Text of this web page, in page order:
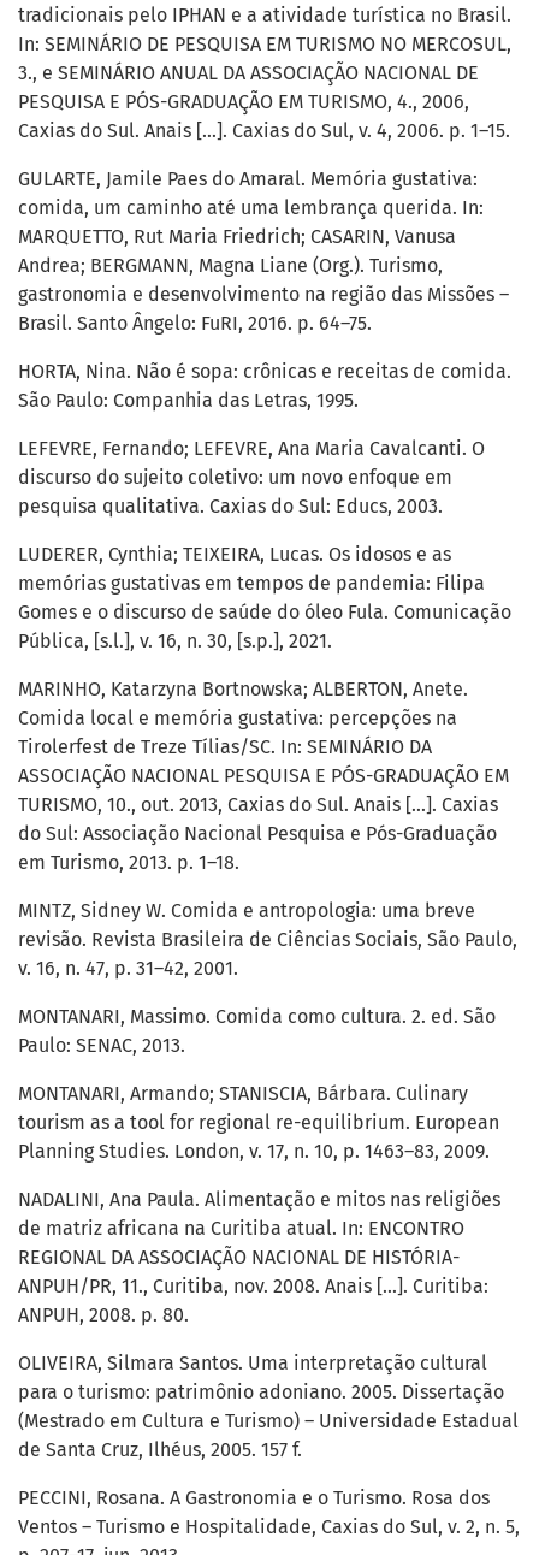
tradicionais pelo IPHAN e a atividade turística no Brasil.
In: SEMINÁRIO DE PESQUISA EM TURISMO NO MERCOSUL,
3., e SEMINÁRIO ANUAL DA ASSOCIAÇÃO NACIONAL DE
PESQUISA E PÓS-GRADUAÇÃO EM TURISMO, 4., 2006,
Caxias do Sul. Anais [...]. Caxias do Sul, v. 4, 2006. p. 1–15.
GULARTE, Jamile Paes do Amaral. Memória gustativa:
comida, um caminho até uma lembrança querida. In:
MARQUETTO, Rut Maria Friedrich; CASARIN, Vanusa
Andrea; BERGMANN, Magna Liane (Org.). Turismo,
gastronomia e desenvolvimento na região das Missões –
Brasil. Santo Ângelo: FuRI, 2016. p. 64–75.
HORTA, Nina. Não é sopa: crônicas e receitas de comida.
São Paulo: Companhia das Letras, 1995.
LEFEVRE, Fernando; LEFEVRE, Ana Maria Cavalcanti. O
discurso do sujeito coletivo: um novo enfoque em
pesquisa qualitativa. Caxias do Sul: Educs, 2003.
LUDERER, Cynthia; TEIXEIRA, Lucas. Os idosos e as
memórias gustativas em tempos de pandemia: Filipa
Gomes e o discurso de saúde do óleo Fula. Comunicação
Pública, [s.l.], v. 16, n. 30, [s.p.], 2021.
MARINHO, Katarzyna Bortnowska; ALBERTON, Anete.
Comida local e memória gustativa: percepções na
Tirolerfest de Treze Tílias/SC. In: SEMINÁRIO DA
ASSOCIAÇÃO NACIONAL PESQUISA E PÓS-GRADUAÇÃO EM
TURISMO, 10., out. 2013, Caxias do Sul. Anais [...]. Caxias
do Sul: Associação Nacional Pesquisa e Pós-Graduação
em Turismo, 2013. p. 1–18.
MINTZ, Sidney W. Comida e antropologia: uma breve
revisão. Revista Brasileira de Ciências Sociais, São Paulo,
v. 16, n. 47, p. 31–42, 2001.
MONTANARI, Massimo. Comida como cultura. 2. ed. São
Paulo: SENAC, 2013.
MONTANARI, Armando; STANISCIA, Bárbara. Culinary
tourism as a tool for regional re-equilibrium. European
Planning Studies. London, v. 17, n. 10, p. 1463–83, 2009.
NADALINI, Ana Paula. Alimentação e mitos nas religiões
de matriz africana na Curitiba atual. In: ENCONTRO
REGIONAL DA ASSOCIAÇÃO NACIONAL DE HISTÓRIA-
ANPUH/PR, 11., Curitiba, nov. 2008. Anais [...]. Curitiba:
ANPUH, 2008. p. 80.
OLIVEIRA, Silmara Santos. Uma interpretação cultural
para o turismo: patrimônio adoniano. 2005. Dissertação
(Mestrado em Cultura e Turismo) – Universidade Estadual
de Santa Cruz, Ilhéus, 2005. 157 f.
PECCINI, Rosana. A Gastronomia e o Turismo. Rosa dos
Ventos – Turismo e Hospitalidade, Caxias do Sul, v. 2, n. 5,